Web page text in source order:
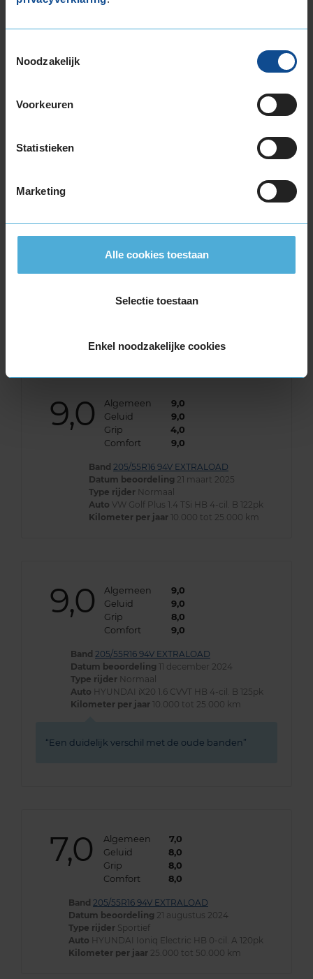
Noodzakelijk
Voorkeuren
Statistieken
Marketing
Alle cookies toestaan
Selectie toestaan
Enkel noodzakelijke cookies
8,0
9,0 Algemeen
9,0
Geluid
9,0
Grip
4,0
Comfort
9,0
Band 205/55R16 94V EXTRALOAD
Datum beoordeling 21 maart 2025
Type rijder Normaal
Auto VW Golf Plus 1.4 TSi HB 4-cil. B 122pk
Kilometer per jaar 10.000 tot 25.000 km
9,0 Algemeen
9,0
Geluid
9,0
Grip
8,0
Comfort
9,0
Band 205/55R16 94V EXTRALOAD
Datum beoordeling 11 december 2024
Type rijder Normaal
Auto HYUNDAI iX20 1.6 CVVT HB 4-cil. B 125pk
Kilometer per jaar 10.000 tot 25.000 km
Een duidelijk verschil met de oude banden
7,0 Algemeen
7,0
Geluid
8,0
Grip
8,0
Comfort
8,0
Band 205/55R16 94V EXTRALOAD
Datum beoordeling 21 augustus 2024
Type rijder Sportief
Auto HYUNDAI Ioniq Electric HB 0-cil. A 120pk
Kilometer per jaar 25.000 tot 50.000 km